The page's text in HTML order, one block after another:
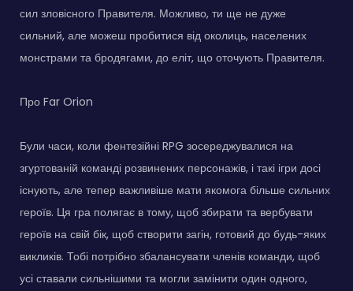
сил зловісного Правителя. Можливо, ти ще не дуже
сильний, але можеш пробитися від околиць, населених
монстрами та бродягами, до еліт, що оточують Правителя.
Про Far Orion
Були часи, коли фентезійні RPG зосереджувалися на
згуртованій команді розвинених персонажів, і такі ігри досі
існують, але тепер важливіше мати якомога більше сильних
героїв. Ця гра полягає в тому, щоб збирати та вербувати
героїв на свій бік, щоб створити загін, готовий до будь-яких
викликів. Тобі потрібно збалансувати членів команди, щоб
усі ставали сильнішими та могли замінити один одного,